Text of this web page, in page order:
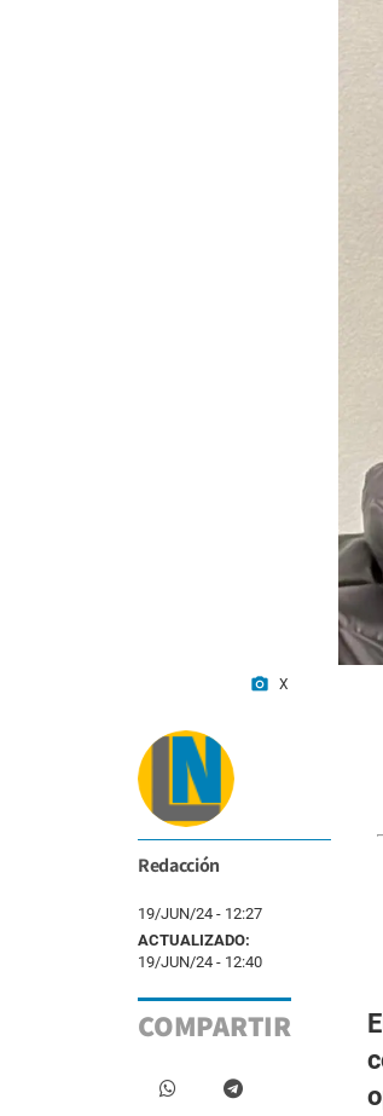
photo_camera X
Redacción
19/JUN/24 - 12:27
ACTUALIZADO:
19/JUN/24 - 12:40
COMPARTIR